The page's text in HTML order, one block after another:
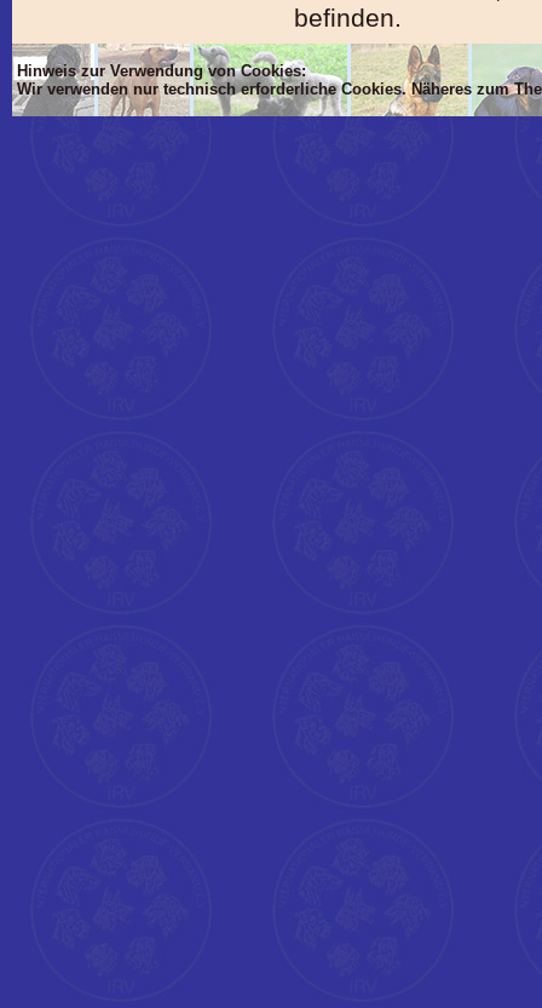
befinden.
Hinweis zur Verwendung von Cookies:
Wir verwenden nur technisch erforderliche Cookies. Näheres zum
'Dim mlTIT, mlBOD, mlVON, mlsTIT, mlAN, mlsBOD